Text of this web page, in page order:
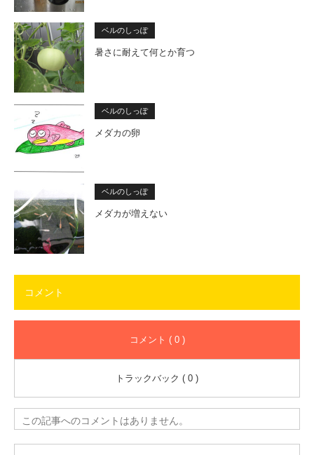
ベルのしっぽ
暑さに耐えて何とか育つ
ベルのしっぽ
メダカの卵
ベルのしっぽ
メダカが増えない
コメント
コメント ( 0 )
トラックバック ( 0 )
この記事へのコメントはありません。